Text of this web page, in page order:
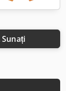
Sunați